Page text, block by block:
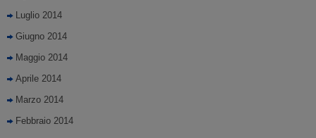
Luglio 2014
Giugno 2014
Maggio 2014
Aprile 2014
Marzo 2014
Febbraio 2014